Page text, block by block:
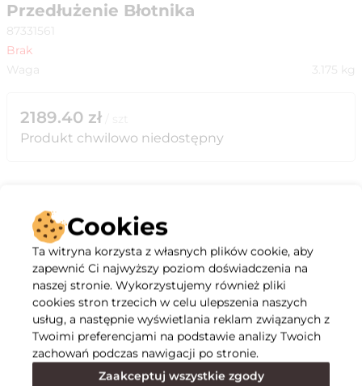
Przedłużenie Błotnika
87331561
Brak
Waga
3.175 kg
2189.40 zł
Produkt chwilowo niedostępny
Opis
Specyfikacja
Polecane
Cookies
Ta witryna korzysta z własnych plików cookie, aby
zapewnić Ci najwyższy poziom doświadczenia na
naszej stronie. Wykorzystujemy również pliki
cookies stron trzecich w celu ulepszenia naszych
usług, a następnie wyświetlania reklam związanych z
Twoimi preferencjami na podstawie analizy Twoich
zachowań podczas nawigacji po stronie.
Zaakceptuj wszystkie zgody